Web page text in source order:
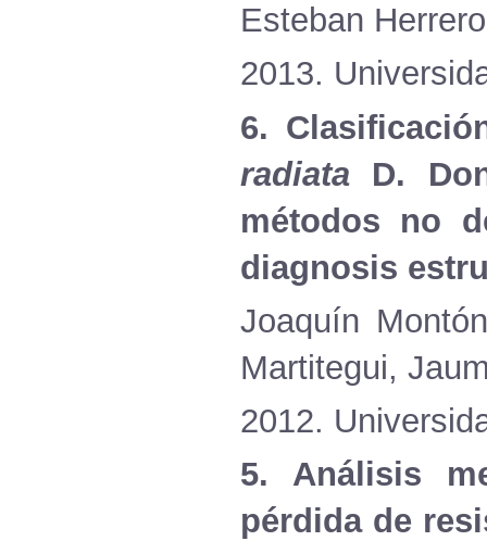
Esteban
2013.
6.
radiata D.
métodos no
diagnosis
Joaquín Montón
Martitegui,
2012.
5. Análisis
pérdidade